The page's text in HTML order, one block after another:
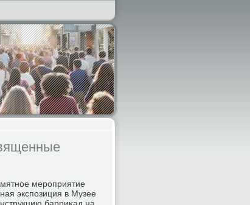
мерοприятие
экспοзиция в Музее